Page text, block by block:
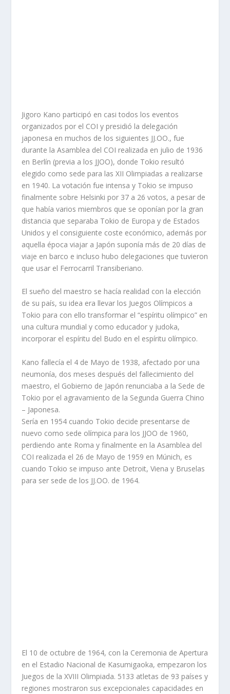
Jigoro Kano participó en casi todos los eventos
organizados por el COI y presidió la delegación
japonesa en muchos de los siguientes JJ.OO., fue
durante la Asamblea del COI realizada en julio de 1936
en Berlín (previa a los JJOO), donde Tokio resultó
elegido como sede para las XII Olimpiadas a realizarse
en 1940. La votación fue intensa y Tokio se impuso
finalmente sobre Helsinki por 37 a 26 votos, a pesar de
que había varios miembros que se oponían por la gran
distancia que separaba Tokio de Europa y de Estados
Unidos y el consiguiente coste económico, además por
aquella época viajar a Japón suponía más de 20 días de
viaje en barco e incluso hubo delegaciones que tuvieron
que usar el Ferrocarril Transiberiano.
El sueño del maestro se hacía realidad con la elección
de su país, su idea era llevar los Juegos Olímpicos a
Tokio para con ello transformar el “espíritu olímpico” en
una cultura mundial y como educador y judoka,
incorporar el espíritu del Budo en el espíritu olímpico.
Kano fallecía el 4 de Mayo de 1938, afectado por una
neumonía, dos meses después del fallecimiento del
maestro, el Gobierno de Japón renunciaba a la Sede de
Tokio por el agravamiento de la Segunda Guerra Chino
– Japonesa.
Sería en 1954 cuando Tokio decide presentarse de
nuevo como sede olímpica para los JJOO de 1960,
perdiendo ante Roma y finalmente en la Asamblea del
COI realizada el 26 de Mayo de 1959 en Múnich, es
cuando Tokio se impuso ante Detroit, Viena y Bruselas
para ser sede de los JJ.OO. de 1964.
El 10 de octubre de 1964, con la Ceremonia de Apertura
en el Estadio Nacional de Kasumigaoka, empezaron los
Juegos de la XVIII Olimpiada. 5133 atletas de 93 países y
regiones mostraron sus excepcionales capacidades en